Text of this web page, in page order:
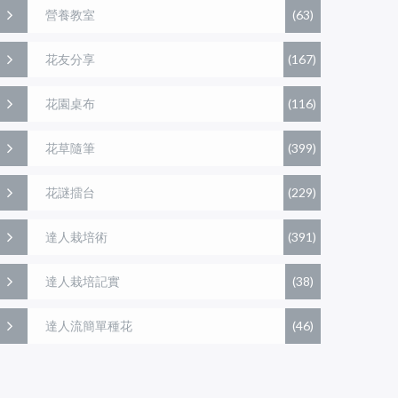
營養教室 (63)
花友分享 (167)
花園桌布 (116)
花草隨筆 (399)
花謎擂台 (229)
達人栽培術 (391)
達人栽培記實 (38)
達人流簡單種花 (46)